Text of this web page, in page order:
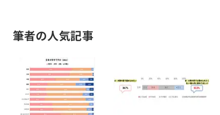
筆者の人気記事